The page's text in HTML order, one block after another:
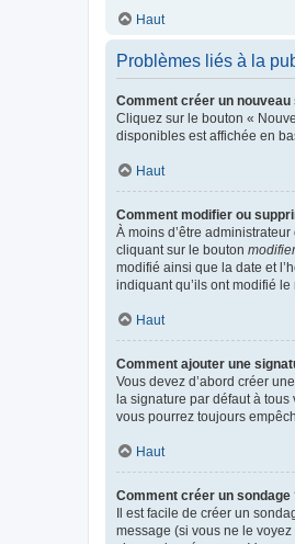
Haut
Problèmes liés à la
Comment créer un
Cliquez sur le bouton «
disponibles est affichée en
Haut
Comment modifier ou
À moins d’être
cliquant sur le bouton modifier
modifié ainsi que la date et
indiquant qu’ils ont modifié
Haut
Comment ajouter une
Vous devez d’abord créer
la signature par défaut à
vous pourrez toujours
Haut
Comment créer un sondage
Il est facile de créer un
message (si vous ne le